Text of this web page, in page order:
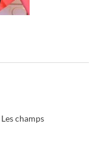
Les champs